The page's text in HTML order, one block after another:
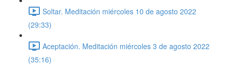
Soltar. Meditación miércoles 10 de agosto 2022
(29:33)
Aceptación. Meditación miércoles 3 de agosto 2022
(35:16)